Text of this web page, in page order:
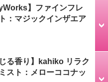
】ファインフレ
：マジックインザエア
る香り】kahiko リラク
スト：メローココナッ